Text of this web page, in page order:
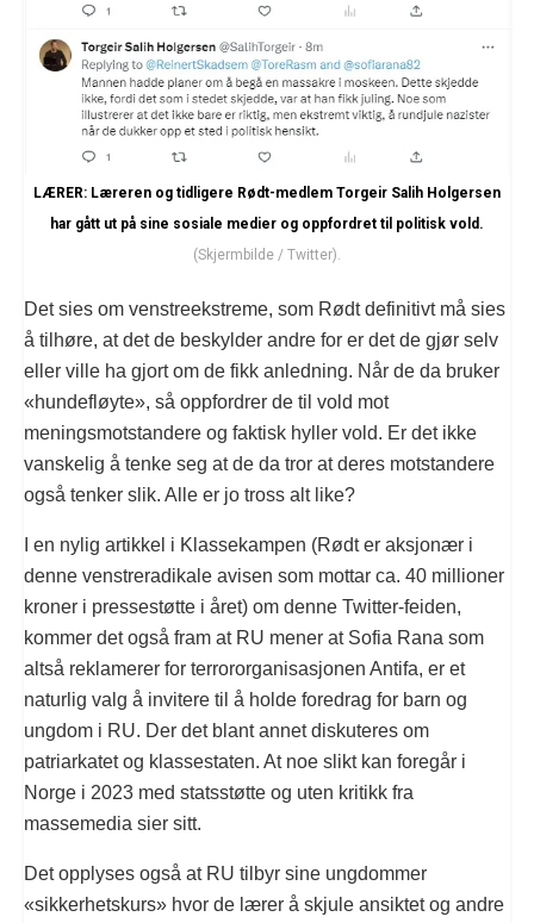
LÆRER: Læreren og tidligere Rødt-medlem Torgeir Salih Holgersen
har gått ut på sine sosiale medier og oppfordret til politisk vold.
(Skjermbilde / Twitter).
Det sies om venstreekstreme, som Rødt definitivt må sies
å tilhøre, at det de beskylder andre for er det de gjør selv
eller ville ha gjort om de fikk anledning. Når de da bruker
«hundefløyte», så oppfordrer de til vold mot
meningsmotstandere og faktisk hyller vold. Er det ikke
vanskelig å tenke seg at de da tror at deres motstandere
også tenker slik. Alle er jo tross alt like?
I en nylig artikkel i Klassekampen (Rødt er aksjonær i
denne venstreradikale avisen som mottar ca. 40 millioner
kroner i pressestøtte i året) om denne Twitter-feiden,
kommer det også fram at RU mener at Sofia Rana som
altså reklamerer for terrororganisasjonen Antifa, er et
naturlig valg å invitere til å holde foredrag for barn og
ungdom i RU. Der det blant annet diskuteres om
patriarkatet og klassestaten. At noe slikt kan foregår i
Norge i 2023 med statsstøtte og uten kritikk fra
massemedia sier sitt.
Det opplyses også at RU tilbyr sine ungdommer
«sikkerhetskurs» hvor de lærer å skjule ansiktet og andre